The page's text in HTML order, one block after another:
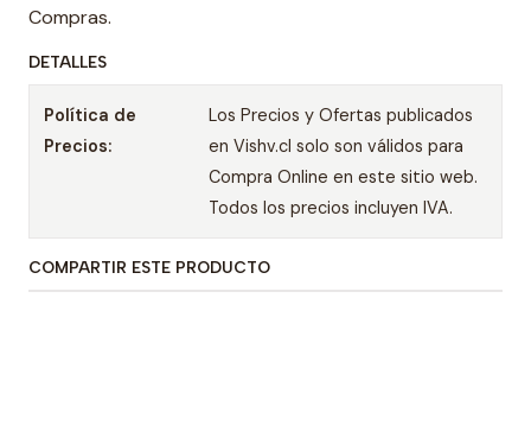
Compras.
DETALLES
Política de
Precios:
Los Precios y Ofertas publicados
en Vishv.cl solo son válidos para
Compra Online en este sitio web.
Todos los precios incluyen IVA.
COMPARTIR ESTE PRODUCTO